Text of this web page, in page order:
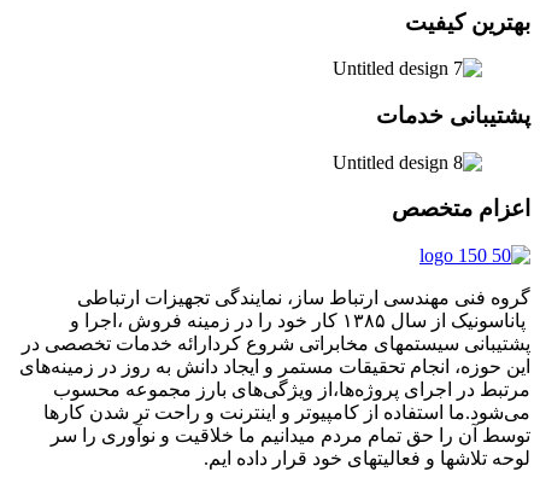
بهترین کیفیت
پشتیبانی خدمات
اعزام متخصص
گروه فنی مهندسی ارتباط ساز، نمایندگی تجهیزات ارتباطی
پاناسونیک از سال ۱۳۸۵ کار خود را در زمینه فروش ،اجرا و
پشتیبانی سیستمهای مخابراتی شروع کردارائه خدمات تخصصی در
این حوزه، انجام تحقیقات مستمر و ایجاد دانش به‌ روز در زمینه‌های
مرتبط در اجرای پروژه‌ها،از ویژگی‌های بارز مجموعه محسوب
می‌شود.ما استفاده از کامپیوتر و اینترنت و راحت تر شدن کارها
توسط آن را حق تمام مردم میدانیم ما خلاقیت و نوآوری را سر
لوحه تلاشها و فعالیتهای خود قرار داده ایم.